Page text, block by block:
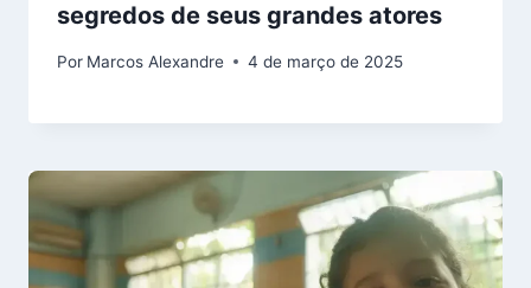
segredos de seus grandes atores
Por Marcos Alexandre 4 de março de 2025